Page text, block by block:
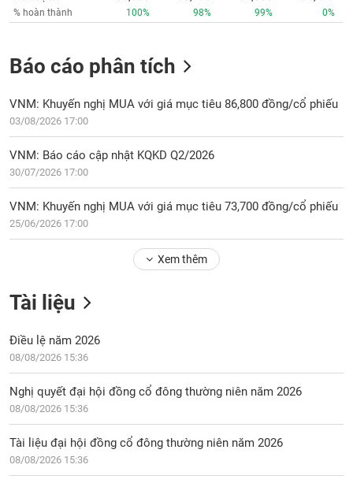
% hoàn thành 100% 98% 99% 0%
Báo cáo phân tích
VNM: Khuyến nghị MUA với giá mục tiêu 86,800 đồng/cổ phiếu
03/08/2026 17:00
VNM: Báo cáo cập nhật KQKD Q2/2026
30/07/2026 17:00
VNM: Khuyến nghị MUA với giá mục tiêu 73,700 đồng/cổ phiếu
25/06/2026 17:00
Xem thêm
Tài liệu
Điều lệ năm 2026
08/08/2026 15:36
Nghị quyết đại hội đồng cổ đông thường niên năm 2026
08/08/2026 15:36
Tài liệu đại hội đồng cổ đông thường niên năm 2026
08/08/2026 15:36